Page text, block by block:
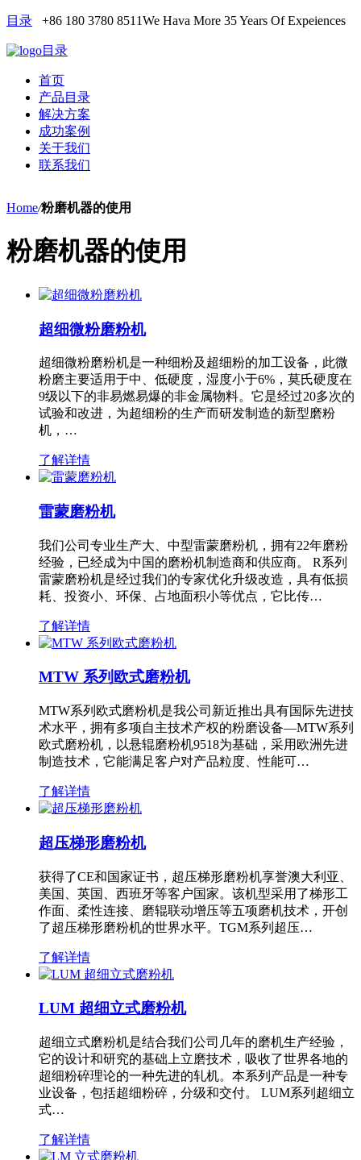
目录 +86 180 3780 8511We Hava More 35 Years Of Expeiences
目录
首页
产品目录
解决方案
成功案例
关于我们
联系我们
Home/粉磨机器的使用
粉磨机器的使用
超细微粉磨粉机
超细微粉磨粉机是一种细粉及超细粉的加工设备，此微
粉磨主要适用于中、低硬度，湿度小于6%，莫氏硬度在
9级以下的非易燃易爆的非金属物料。它是经过20多次的
试验和改进，为超细粉的生产而研发制造的新型磨粉
机，…
了解详情
雷蒙磨粉机
我们公司专业生产大、中型雷蒙磨粉机，拥有22年磨粉
经验，已经成为中国的磨粉机制造商和供应商。 R系列
雷蒙磨粉机是经过我们的专家优化升级改造，具有低损
耗、投资小、环保、占地面积小等优点，它比传…
了解详情
MTW 系列欧式磨粉机
MTW系列欧式磨粉机是我公司新近推出具有国际先进技
术水平，拥有多项自主技术产权的粉磨设备—MTW系列
欧式磨粉机，以悬辊磨粉机9518为基础，采用欧洲先进
制造技术，它能满足客户对产品粒度、性能可…
了解详情
超压梯形磨粉机
获得了CE和国家证书，超压梯形磨粉机享誉澳大利亚、
美国、英国、西班牙等客户国家。该机型采用了梯形工
作面、柔性连接、磨辊联动增压等五项磨机技术，开创
了超压梯形磨粉机的世界水平。TGM系列超压…
了解详情
LUM 超细立式磨粉机
超细立式磨粉机是结合我们公司几年的磨机生产经验，
它的设计和研究的基础上立磨技术，吸收了世界各地的
超细粉碎理论的一种先进的轧机。本系列产品是一种专
业设备，包括超细粉碎，分级和交付。 LUM系列超细立
式…
了解详情